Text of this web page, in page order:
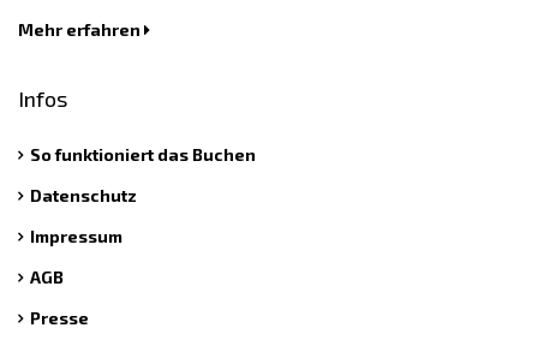
Mehr erfahren
Infos
So funktioniert das Buchen
Datenschutz
Impressum
AGB
Presse